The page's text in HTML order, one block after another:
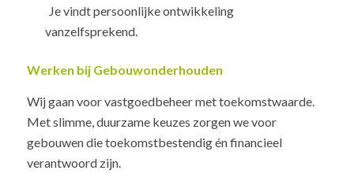
Je vindt persoonlijke ontwikkeling
vanzelfsprekend.
Werken bij Gebouwonderhouden
Wij gaan voor vastgoedbeheer met toekomstwaarde.
Met slimme, duurzame keuzes zorgen we voor
gebouwen die toekomstbestendig én financieel
verantwoord zijn.